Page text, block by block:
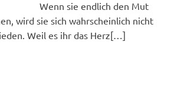
Wenn sie endlich den Mut
wird sie sich wahrscheinlich nicht
Weil es ihr das Herz[…]